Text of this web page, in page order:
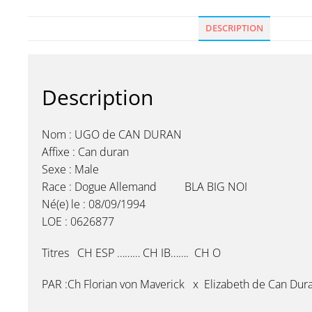
DESCRIPTION
Description
Nom : UGO de CAN DURAN
Affixe : Can duran
Sexe : Male
Race : Dogue Allemand BLA BIG NOI
Né(e) le : 08/09/1994
LOE : 0626877
Titres CH ESP ……… CH IB……. CH O
PAR :Ch Florian von Maverick x Elizabeth de Can